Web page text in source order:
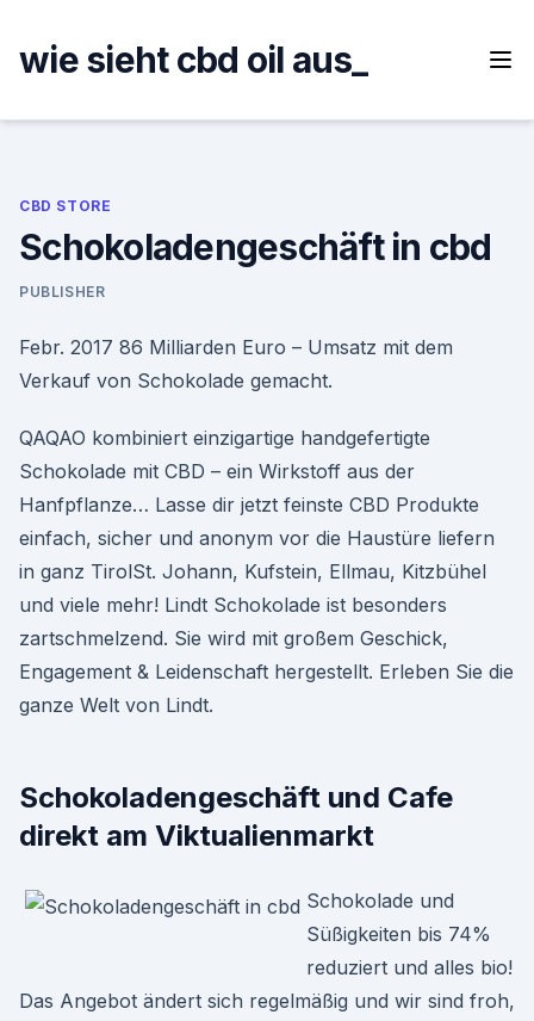
content
wie sieht cbd oil aus_
CBD STORE
Schokoladengeschäft in cbd
PUBLISHER
Febr. 2017 86 Milliarden Euro – Umsatz mit dem
Verkauf von Schokolade gemacht.
QAQAO kombiniert einzigartige handgefertigte
Schokolade mit CBD – ein Wirkstoff aus der
Hanfpflanze… Lasse dir jetzt feinste CBD Produkte
einfach, sicher und anonym vor die Haustüre liefern
in ganz TirolSt. Johann, Kufstein, Ellmau, Kitzbühel
und viele mehr! Lindt Schokolade ist besonders
zartschmelzend. Sie wird mit großem Geschick,
Engagement & Leidenschaft hergestellt. Erleben Sie die
ganze Welt von Lindt.
Schokoladengeschäft und Cafe
direkt am Viktualienmarkt
Schokolade und
Süßigkeiten bis 74%
reduziert und alles bio!
Das Angebot ändert sich regelmäßig und wir sind froh,